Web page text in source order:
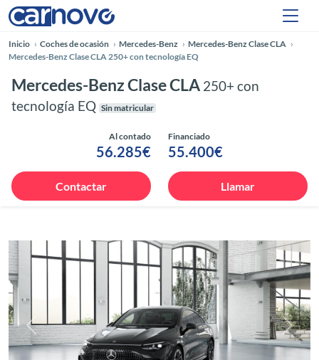
Inicio Coches de ocasión Mercedes-Benz
Mercedes-Benz Clase CLA
Mercedes-Benz Clase CLA 250+ con tecnología EQ
Mercedes-Benz Clase CLA 250+ con
tecnología EQ Sin matricular
Al contado
56.285€
Financiado
55.400€
Contactar Llamar
Anterior